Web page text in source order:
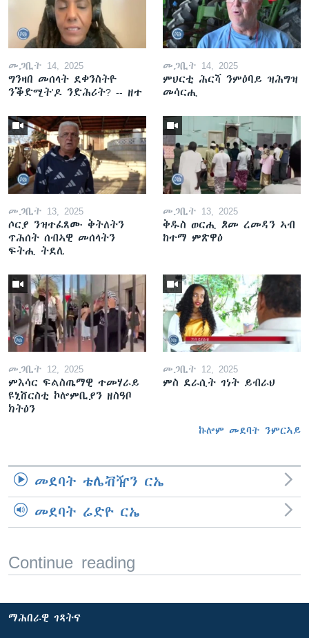
መጋቢት 14, 2025
ግንዛበ መሰላት ደቀንስትዮ
ንቕድሚት'ዶ ንድሕሪት? -- ዘተ
መጋቢት 14, 2025
ምህርቲ ሕርሻ ንምዕባይ ዝሕግዝ
መሳርሒ
መጋቢት 13, 2025
ሶርያ ንዝተፈጸሙ ቅትለትን
ጥሕሰት ሰብኣዊ መሰላትን
ፍትሒ ትደሊ
መጋቢት 13, 2025
ቅዱስ ወርሒ ጾመ ረመዳን ኣብ
ከተማ ምጽዋዕ
መጋቢት 12, 2025
ምእሳር ፍልስጤማዊ ተመሃራይ
ዩኒቨርስቲ ኮሎምቢያን ዘስዓቦ
ክትዕን
መጋቢት 12, 2025
ምስ ደራሲት ገነት ይብራህ
ኩሎም መደባት ንምርኣይ
መደባት ቴሌቭዥን ርኤ
መደባት ሬድዮ ርኤ
Continue reading
ማሕበራዊ ገጻትና